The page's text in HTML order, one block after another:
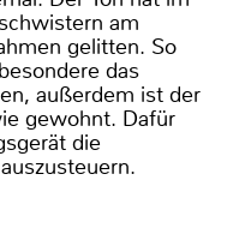
am
gelitten. So
das
außerdem ist der
gewohnt. Dafür
die